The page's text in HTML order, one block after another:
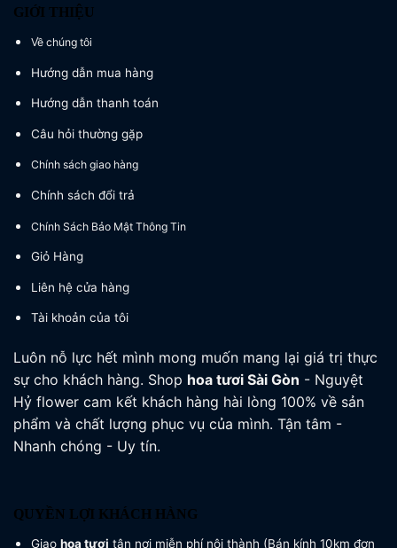
GIỚI THIỆU
Về chúng tôi
Hướng dẫn mua hàng
Hướng dẫn thanh toán
Câu hỏi thường gặp
Chính sách giao hàng
Chính sách đổi trả
Chính Sách Bảo Mật Thông Tin
Giỏ Hàng
Liên hệ cửa hàng
Tài khoản của tôi
Luôn nỗ lực hết mình mong muốn mang lại giá trị thực
sự cho khách hàng. Shop hoa tươi Sài Gòn - Nguyệt
Hỷ flower cam kết khách hàng hài lòng 100% về sản
phẩm và chất lượng phục vụ của mình. Tận tâm -
Nhanh chóng - Uy tín.
QUYỀN LỢI KHÁCH HÀNG
Giao hoa tươi tận nơi miễn phí nội thành (Bán kính 10km đơn